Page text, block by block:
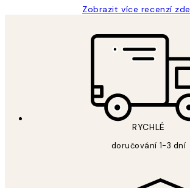
Zobrazit více recenzí zde
RYCHLÉ
doručování 1-3 dní